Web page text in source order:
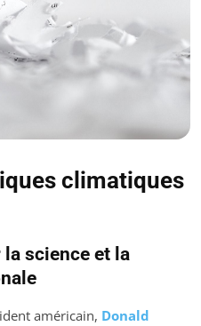
climatiques
science et la
américain, Donald